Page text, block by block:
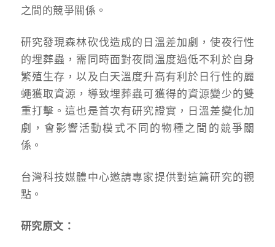
之間的競爭關係。
研究發現森林砍伐造成的日溫差加劇，使夜行性
的埋葬蟲，需同時面對夜間溫度過低不利於自身
繁殖生存，以及白天溫度升高有利於日行性的麗
蠅獲取資源，導致埋葬蟲可獲得的資源變少的雙
重打擊。這也是首次有研究證實，日溫差變化加
劇，會影響活動模式不同的物種之間的競爭關
係。
台灣科技媒體中心邀請專家提供對這篇研究的觀
點。
研究原文：